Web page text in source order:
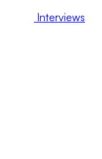
Interviews